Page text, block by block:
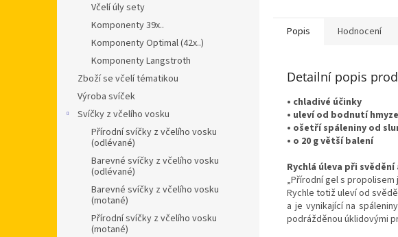
Včelí úly sety
Komponenty 39x..
Komponenty Optimal (42x..)
Komponenty Langstroth
Zboží se včelí tématikou
Výroba svíček
Svíčky z včelího vosku
Přírodní svíčky z včelího vosku
(odlévané)
Barevné svíčky z včelího vosku
(odlévané)
Barevné svíčky z včelího vosku
(motané)
Přírodní svíčky z včelího vosku
(motané)
Popis Hodnocení
Detailní popis
• chladivé účinky
• uleví od bodnutí
• ošetří spáleniny od
• o 20 g větší balení
Rychlá úleva při
„Přírodní gel s
Rychle totiž uleví od
a je vynikající na
podrážděnou úklidovými